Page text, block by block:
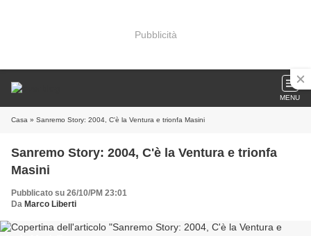
Pubblicità
MENU
Casa » Sanremo Story: 2004, C'è la Ventura e trionfa Masini
Sanremo Story: 2004, C'è la Ventura e trionfa
Masini
Pubblicato su 26/10/PM 23:01
Da Marco Liberti